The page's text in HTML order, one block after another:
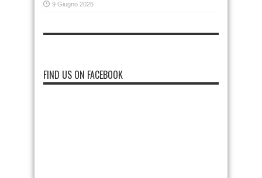
9 Giugno 2026
FIND US ON FACEBOOK